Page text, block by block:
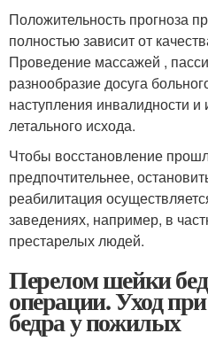
Положительность прогноза
полностью зависит от
Проведение массажей ,
разнообразие досуга
наступления инвалидности
летального исхода.
Чтобы восстановление
предпочтительнее,
реабилитация
заведениях, например, в
престарелых людей.
Перелом шейки
операции. Уход
бедра у пожилых